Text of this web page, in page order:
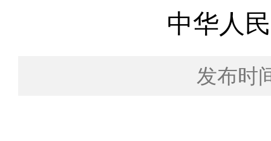
中华人
发布时